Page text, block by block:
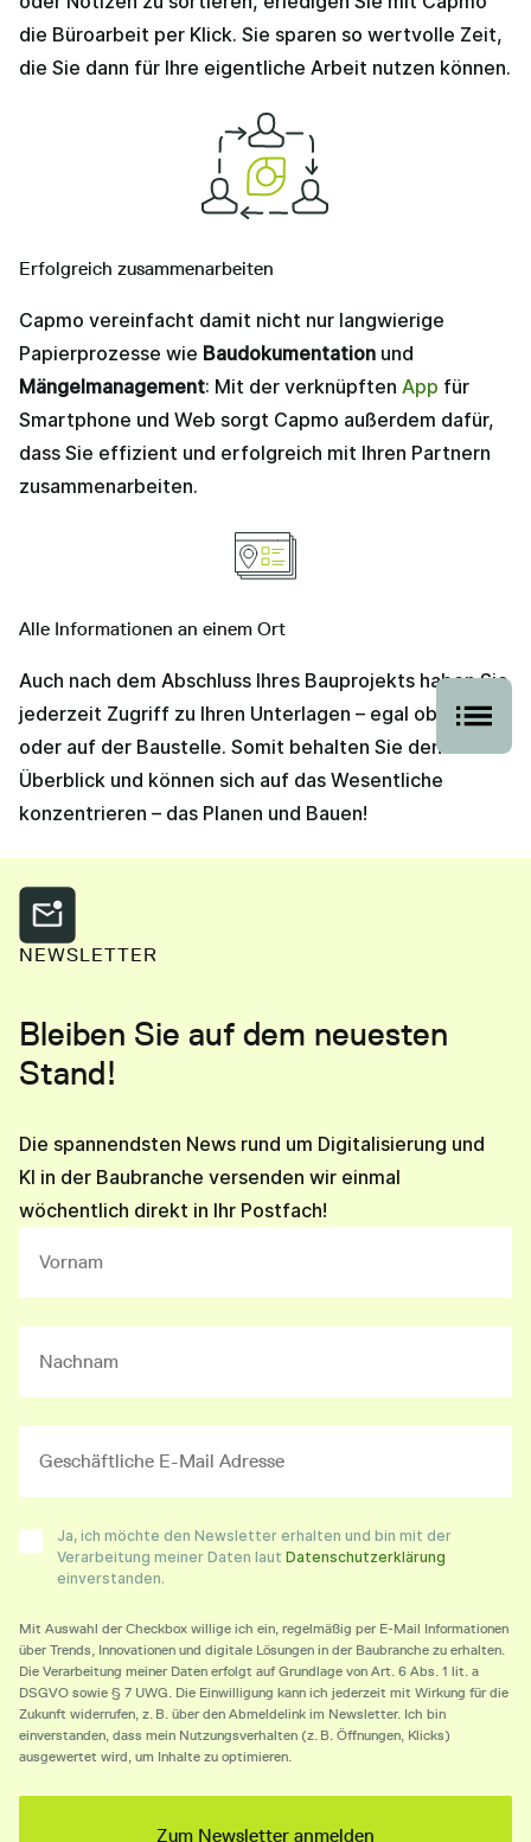
die Büroarbeit per Klick. Sie sparen so wertvolle Zeit,
die Sie dann für Ihre eigentliche Arbeit nutzen können.
Erfolgreich zusammenarbeiten
Capmo vereinfacht damit nicht nur langwierige
Papierprozesse wie Baudokumentation und
Mängelmanagement: Mit der verknüpften App für
Smartphone und Web sorgt Capmo außerdem dafür,
dass Sie effizient und erfolgreich mit Ihren Partnern
zusammenarbeiten.
Alle Informationen an einem Ort
Auch nach dem Abschluss Ihres Bauprojekts haben Sie
jederzeit Zugriff zu Ihren Unterlagen – egal ob im Büro
oder auf der Baustelle. Somit behalten Sie den
Überblick und können sich auf das Wesentliche
konzentrieren – das Planen und Bauen!
NEWSLETTER
Bleiben Sie auf dem neuesten
Stand!
Die spannendsten News rund um Digitalisierung und
KI in der Baubranche versenden wir einmal
wöchentlich direkt in Ihr Postfach!
Ja, ich möchte den Newsletter erhalten und bin mit der
Verarbeitung meiner Daten laut Datenschutzerklärung
einverstanden.
Mit Auswahl der Checkbox willige ich ein, regelmäßig per E-Mail Informationen
über Trends, Innovationen und digitale Lösungen in der Baubranche zu erhalten.
Die Verarbeitung meiner Daten erfolgt auf Grundlage von Art. 6 Abs. 1 lit. a
DSGVO sowie § 7 UWG. Die Einwilligung kann ich jederzeit mit Wirkung für die
Zukunft widerrufen, z. B. über den Abmeldelink im Newsletter. Ich bin
einverstanden, dass mein Nutzungsverhalten (z. B. Öffnungen, Klicks)
ausgewertet wird, um Inhalte zu optimieren.